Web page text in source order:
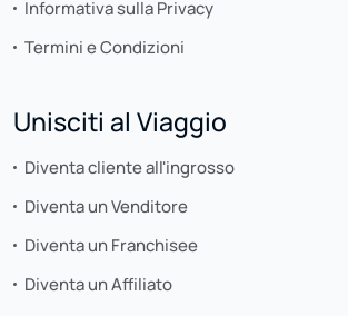
Informativa sulla Privacy
Termini e Condizioni
Unisciti al Viaggio
Diventa cliente all'ingrosso
Diventa un Venditore
Diventa un Franchisee
Diventa un Affiliato